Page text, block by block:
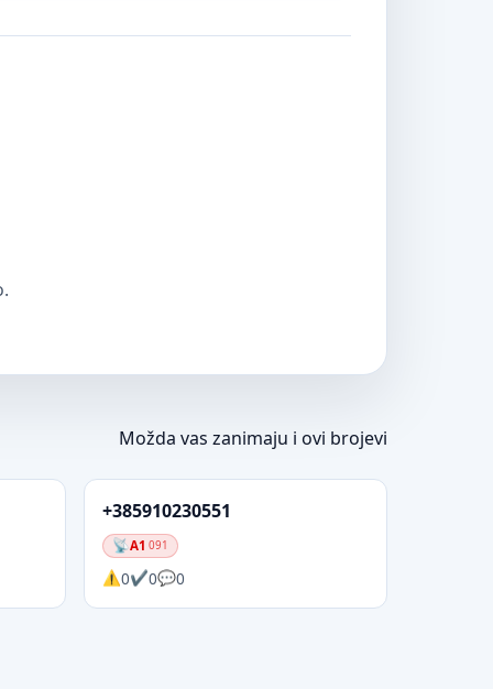
Možda vas zanimaju i ovi brojevi
+385910230551
A1 091
0 0 0